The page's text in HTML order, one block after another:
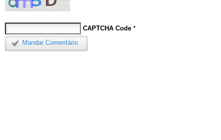
CAPTCHA Code *
Mandar Comentário